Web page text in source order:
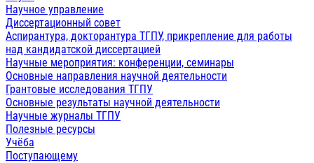
Научное управление
Диссертационный совет
Аспирантура, докторантура ТГПУ, прикрепление для работы
над кандидатской диссертацией
Научные мероприятия: конференции, семинары
Основные направления научной деятельности
Грантовые исследования ТГПУ
Основные результаты научной деятельности
Научные журналы ТГПУ
Полезные ресурсы
Учёба
Поступающему